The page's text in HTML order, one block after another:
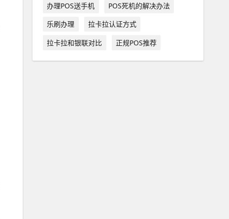
办理POS送手机
POS死机的解决办法
乐刷办理
拉卡拉认证方式
拉卡拉和银联对比
正规POS推荐